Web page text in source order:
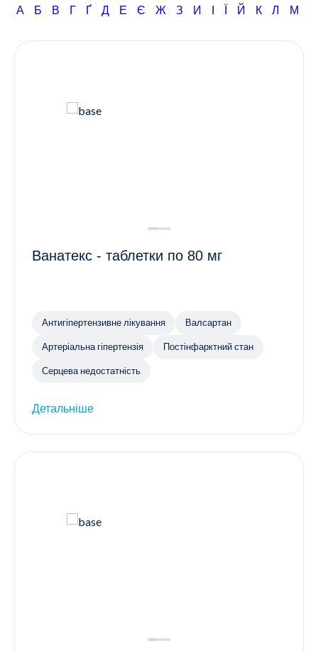
Гінекологія
А Б В Г Ґ Д Е Є Ж З И І Ї Й К Л М
Ванатекс - таблетки по 80 мг
Антигіпертензивне лікування Валсартан
Артеріальна гіпертензія Постінфарктний стан
Серцева недостатність
Детальніше